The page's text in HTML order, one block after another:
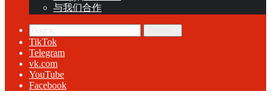
与我们合作
TikTok
Telegram
vk.com
YouTube
Facebook